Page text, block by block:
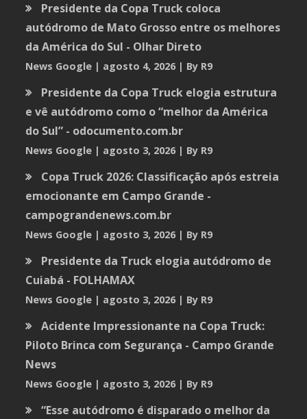
Presidente da Copa Truck coloca
autódromo de Mato Grosso entre os melhores
da América do Sul - Olhar Direto
News Google agosto 4, 2026 By R9
Presidente da Copa Truck elogia estrutura
e vê autódromo como o “melhor da América
do Sul” - odocumento.com.br
News Google agosto 3, 2026 By R9
Copa Truck 2026: Classificação após estreia
emocionante em Campo Grande -
campograndenews.com.br
News Google agosto 3, 2026 By R9
Presidente da Truck elogia autódromo de
Cuiabá - FOLHAMAX
News Google agosto 3, 2026 By R9
Acidente Impressionante na Copa Truck:
Piloto Brinca com Segurança - Campo Grande
News
News Google agosto 3, 2026 By R9
“Esse autódromo é disparado o melhor da